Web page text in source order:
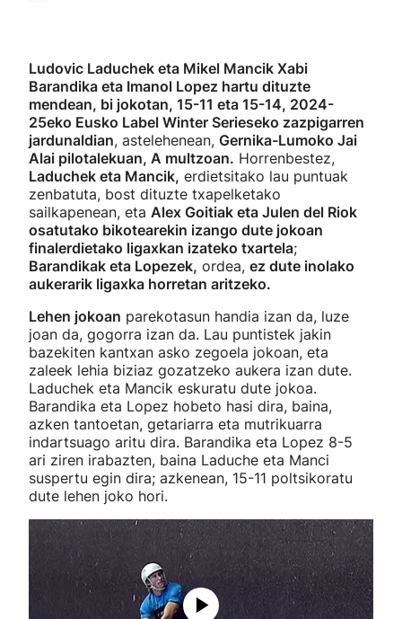
Ludovic Laduchek eta Mikel Mancik Xabi
Barandika eta Imanol Lopez hartu dituzte
mendean, bi jokotan, 15-11 eta 15-14, 2024-
25eko Eusko Label Winter Serieseko zazpigarren
jardunaldian, astelehenean, Gernika-Lumoko Jai
Alai pilotalekuan, A multzoan. Horrenbestez,
Laduchek eta Mancik, erdietsitako lau puntuak
zenbatuta, bost dituzte txapelketako
sailkapenean, eta Alex Goitiak eta Julen del Riok
osatutako bikotearekin izango dute jokoan
finalerdietako ligaxkan izateko txartela;
Barandikak eta Lopezek, ordea, ez dute inolako
aukerarik ligaxka horretan aritzeko.
Lehen jokoan parekotasun handia izan da, luze
joan da, gogorra izan da. Lau puntistek jakin
bazekiten kantxan asko zegoela jokoan, eta
zaleek lehia biziaz gozatzeko aukera izan dute.
Laduchek eta Mancik eskuratu dute jokoa.
Barandika eta Lopez hobeto hasi dira, baina,
azken tantoetan, getariarra eta mutrikuarra
indartsuago aritu dira. Barandika eta Lopez 8-5
ari ziren irabazten, baina Laduche eta Manci
suspertu egin dira; azkenean, 15-11 poltsikoratu
dute lehen joko hori.